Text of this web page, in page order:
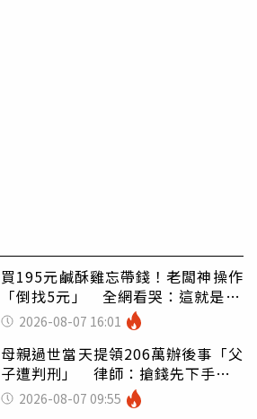
買195元鹹酥雞忘帶錢！老闆神操作
「倒找5元」 全網看哭：這就是台
灣 2026-08-07 16:01
母親過世當天提領206萬辦後事「父
子遭判刑」 律師：搶錢先下手是
罪 2026-08-07 09:55